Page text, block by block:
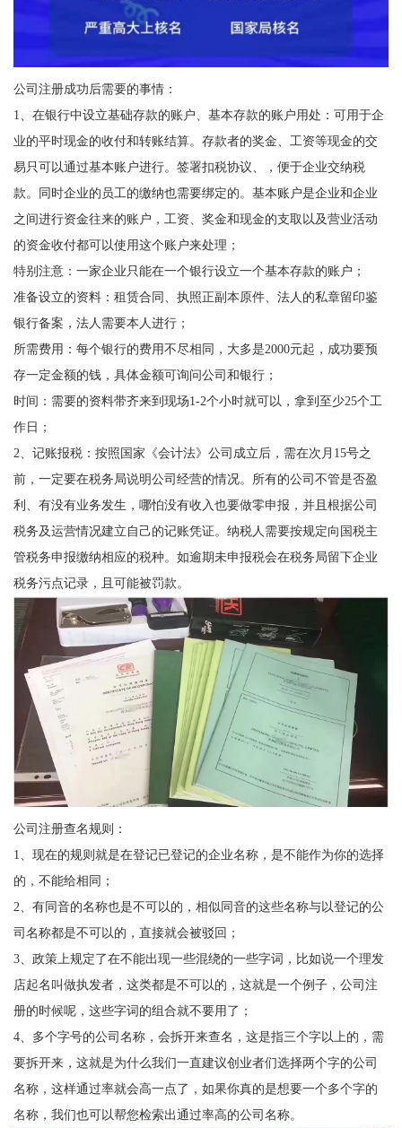
公司注册成功后需要的事情：
1、在银行中设立基础存款的账户、基本存款的账户用处：可用于企
业的平时现金的收付和转账结算。存款者的奖金、工资等现金的交
易只可以通过基本账户进行。签署扣税协议、，便于企业交纳税
款。同时企业的员工的缴纳也需要绑定的。基本账户是企业和企业
之间进行资金往来的账户，工资、奖金和现金的支取以及营业活动
的资金收付都可以使用这个账户来处理；
特别注意：一家企业只能在一个银行设立一个基本存款的账户；
准备设立的资料：租赁合同、执照正副本原件、法人的私章留印鉴
银行备案，法人需要本人进行；
所需费用：每个银行的费用不尽相同，大多是2000元起，成功要预
存一定金额的钱，具体金额可询问公司和银行；
时间：需要的资料带齐来到现场1-2个小时就可以，拿到至少25个工
作日；
2、记账报税：按照国家《会计法》公司成立后，需在次月15号之
前，一定要在税务局说明公司经营的情况。所有的公司不管是否盈
利、有没有业务发生，哪怕没有收入也要做零申报，并且根据公司
税务及运营情况建立自己的记账凭证。纳税人需要按规定向国税主
管税务申报缴纳相应的税种。如逾期未申报税会在税务局留下企业
税务污点记录，且可能被罚款。
公司注册查名规则：
1、现在的规则就是在登记已登记的企业名称，是不能作为你的选择
的，不能给相同；
2、有同音的名称也是不可以的，相似同音的这些名称与以登记的公
司名称都是不可以的，直接就会被驳回；
3、政策上规定了在不能出现一些混绕的一些字词，比如说一个理发
店起名叫做执发者，这类都是不可以的，这就是一个例子，公司注
册的时候呢，这些字词的组合就不要用了；
4、多个字号的公司名称，会拆开来查名，这是指三个字以上的，需
要拆开来，这就是为什么我们一直建议创业者们选择两个字的公司
名称，这样通过率就会高一点了，如果你真的是想要一个多个字的
名称，我们也可以帮您检索出通过率高的公司名称。